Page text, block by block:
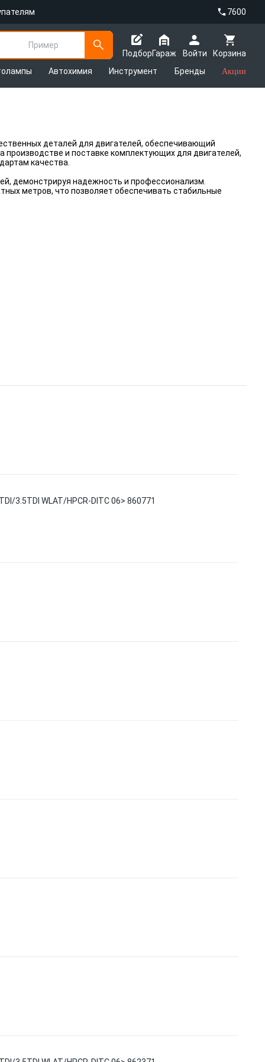
7600
Пример
Подбор
Корзина
Гараж
Войти
Автохимия Инструмент Бренды Акции
деталей для двигателей, обеспечивающий
и поставке комплектующих для двигателей,
качества.
демонстрируя надежность и профессионализм.
метров, что позволяет обеспечивать стабильные
3.5TDI WLAT/HPCR-DITC 06> 860771